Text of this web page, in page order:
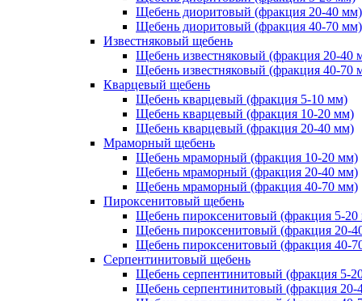
Щебень диоритовый (фракция 20-40 мм)
Щебень диоритовый (фракция 40-70 мм)
Известняковый щебень
Щебень известняковый (фракция 20-40
Щебень известняковый (фракция 40-70
Кварцевый щебень
Щебень кварцевый (фракция 5-10 мм)
Щебень кварцевый (фракция 10-20 мм)
Щебень кварцевый (фракция 20-40 мм)
Мраморный щебень
Щебень мраморный (фракция 10-20 мм)
Щебень мраморный (фракция 20-40 мм)
Щебень мраморный (фракция 40-70 мм)
Пироксенитовый щебень
Щебень пироксенитовый (фракция 5-
Щебень пироксенитовый (фракция 20-
Щебень пироксенитовый (фракция 40-
Серпентинитовый щебень
Щебень серпентинитовый (фракция 5-
Щебень серпентинитовый (фракция 20-